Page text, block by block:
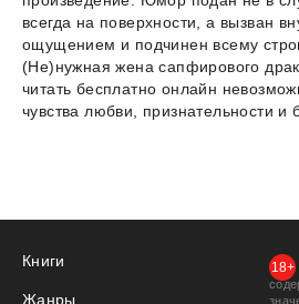
всегда на поверхности, а вызван
ощущением и подчинен всему
(Не)нужная жена сапфирового
читать бесплатно онлайн
чувства любви, признательности и
Книги
Жанры